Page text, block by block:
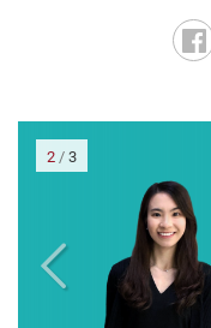
3 / 3